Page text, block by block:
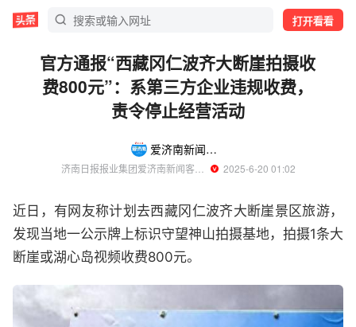
打开看看
官方通报“西藏冈仁波齐大断崖拍摄收
费800元”：系第三方企业违规收费，
责令停止经营活动
爱济南新闻客户端
  2025-6-20 01:02
近日，有网友称计划去西藏冈仁波齐大断崖景区旅游，
发现当地一公示牌上标识守望神山拍摄基地，拍摄1条大
断崖或湖心岛视频收费800元。